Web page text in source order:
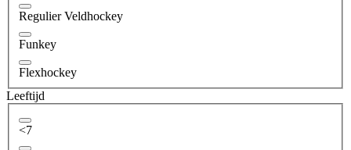
Regulier Veldhockey
Funkey
Flexhockey
Leeftijd
<7